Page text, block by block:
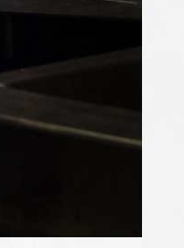
前確認を行い、最終製品が